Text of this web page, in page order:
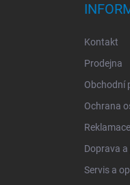
Kontakt
Prodejna
Obchodní
Ochrana
Reklamace
Doprava
Servis a